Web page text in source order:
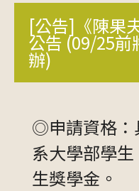
[公告]《陳果
公告 (09/25前
辦)
◎申請資格：
系大學部學
生獎學金。